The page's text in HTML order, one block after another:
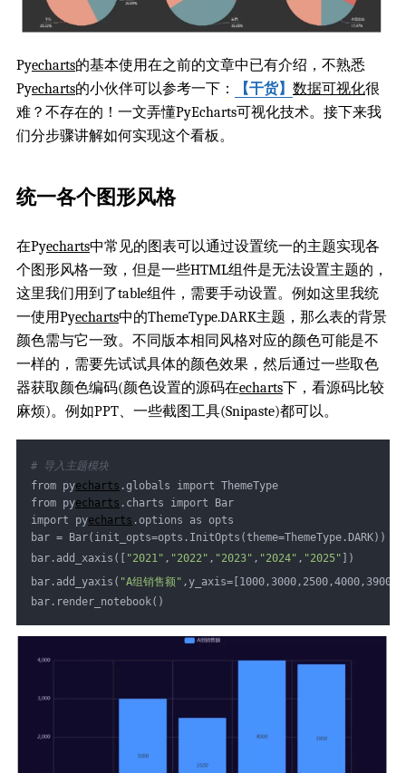
Pyecharts的基本使用在之前的文章中已有介绍，不熟悉
Pyecharts的小伙伴可以参考一下： 【干货】 数据可视化很
难？不存在的！一文弄懂PyEcharts可视化技术。接下来我
们分步骤讲解如何实现这个看板。
统一各个图形风格
在Pyecharts中常见的图表可以通过设置统一的主题实现各
个图形风格一致，但是一些HTML组件是无法设置主题的，
这里我们用到了table组件，需要手动设置。例如这里我统
一使用Pyecharts中的ThemeType.DARK主题，那么表的背景
颜色需与它一致。不同版本相同风格对应的颜色可能是不
一样的，需要先试试具体的颜色效果，然后通过一些取色
器获取颜色编码(颜色设置的源码在echarts 下，看源码比较
麻烦)。例如PPT、一些截图工具(Snipaste)都可以。
# 导入主题模块
from pyecharts .globals import ThemeType
from pyecharts .charts import Bar
import pyecharts .options as opts
bar = Bar(init_opts=opts.InitOpts(theme=ThemeType.DARK))
bar.add_xaxis([
"2021" , "2022" , "2023" , "2024" , "2025" ])
bar.add_yaxis( "A组销售额" ,y_axis=[1000,3000,2500,4000,3900])
bar.render_notebook()